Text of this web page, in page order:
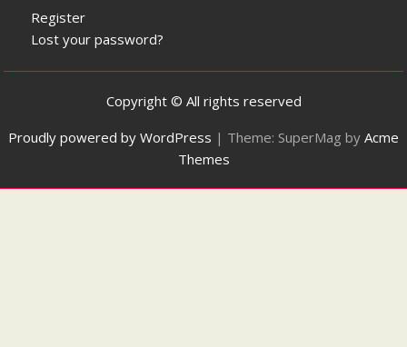
Register
Lost your password?
Copyright © All rights reserved
Proudly powered by WordPress | Theme: SuperMag by Acme
Themes